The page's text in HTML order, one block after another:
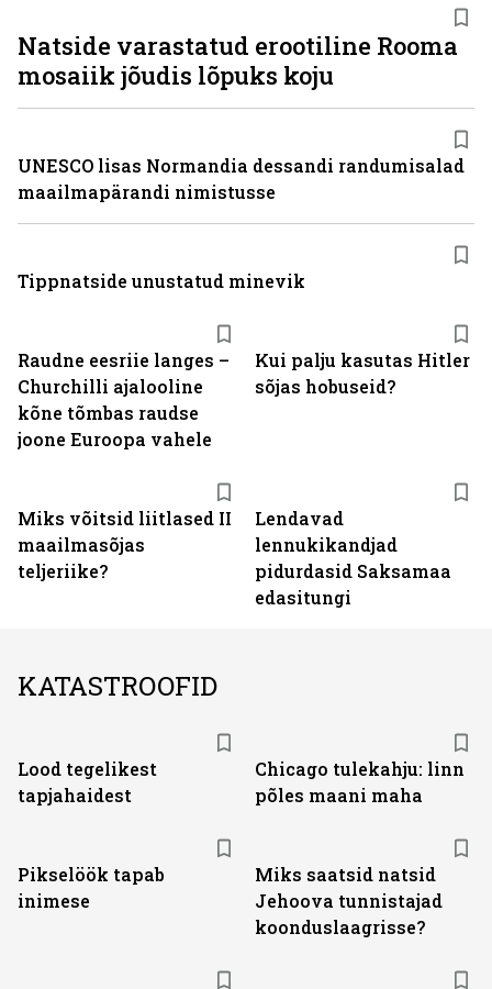
Raudne eesriie langes –
Churchilli ajalooline
kõne tõmbas raudse
joone Euroopa vahele
Kui palju kasutas Hitler
sõjas hobuseid?
Miks võitsid liitlased II
maailmasõjas
teljeriike?
Lendavad
lennukikandjad
pidurdasid Saksamaa
edasitungi
Natside varastatud erootiline Rooma
mosaiik jõudis lõpuks koju
UNESCO lisas Normandia dessandi randumisalad
maailmapärandi nimistusse
Tippnatside unustatud minevik
KATASTROOFID
Lood tegelikest
tapjahaidest
Chicago tulekahju: linn
põles maani maha
Pikselöök tapab
inimese
Miks saatsid natsid
Jehoova tunnistajad
koonduslaagrisse?